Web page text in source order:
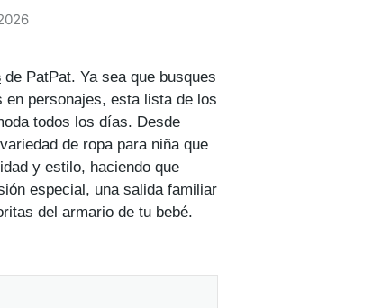
de PatPat. Ya sea que busques
en personajes, esta lista de los
todos los días. Desde
de ropa para niña que
y estilo, haciendo que
especial, una salida familiar
del armario de tu bebé.